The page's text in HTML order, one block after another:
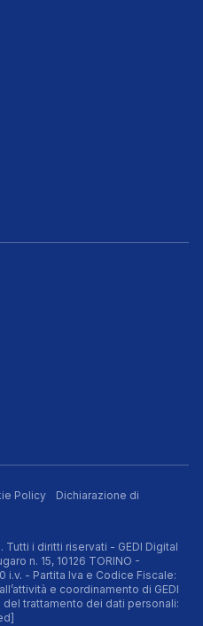
Policy
Dichiarazione di
Tutti i diritti riservati - GEDI Digital
n. 15, 10126 TORINO -
i.v. - Partita Iva e Codice Fiscale:
e coordinamento di GEDI
trattamento dei dati personali: